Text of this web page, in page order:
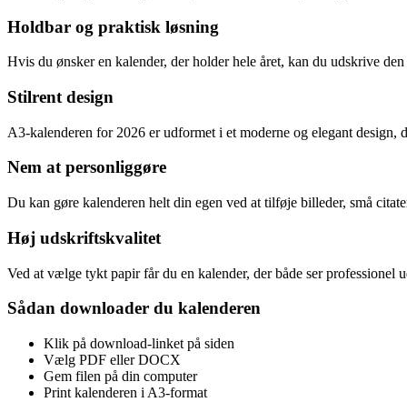
Holdbar og praktisk løsning
Hvis du ønsker en kalender, der holder hele året, kan du udskrive
Stilrent design
A3‑kalenderen for 2026 er udformet i et moderne og elegant
Nem at personliggøre
Du kan gøre kalenderen helt din egen ved at tilføje billeder, små
Høj udskriftskvalitet
Ved at vælge tykt papir får du en kalender, der både ser
Sådan downloader du kalenderen
Klik på download‑linket på siden
Vælg PDF eller DOCX
Gem filen på din computer
Print kalenderen i A3‑format